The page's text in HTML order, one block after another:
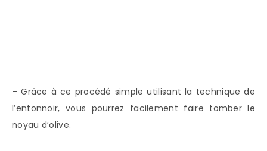
– Grâce à ce procédé simple utilisant la technique de
l’entonnoir, vous pourrez facilement faire tomber le
noyau d’olive.